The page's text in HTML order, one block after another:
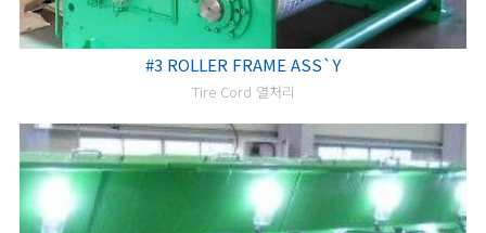
#3 ROLLER FRAME ASS`Y
Tire Cord 열처리